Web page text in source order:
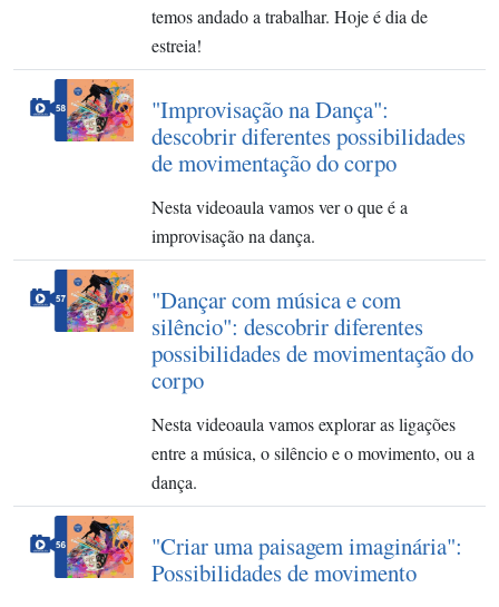
temos andado a trabalhar. Hoje é dia de
estreia!
"Improvisação na Dança":
descobrir diferentes possibilidades
de movimentação do corpo
Nesta videoaula vamos ver o que é a
improvisação na dança.
"Dançar com música e com
silêncio": descobrir diferentes
possibilidades de movimentação do
corpo
Nesta videoaula vamos explorar as ligações
entre a música, o silêncio e o movimento, ou a
dança.
"Criar uma paisagem imaginária":
Possibilidades de movimento